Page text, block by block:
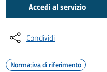
Accedi al servizio
Condividi
Normativa di riferimento